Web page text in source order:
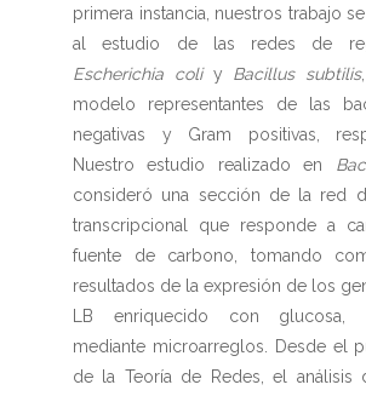
primera instancia, nuestros trabajo
al estudio de las redes de
Escherichia coliy Bacillus subtilis
modelo representantes de las
negativas y Gram positivas,
Nuestro estudio realizado en
consideró una sección de la red
transcripcional que responde a
fuente de carbono, tomando
resultados de la expresión de los
LB enriquecido con glucosa,
mediante microarreglos. Desde el
de la Teoría de Redes, el análisis